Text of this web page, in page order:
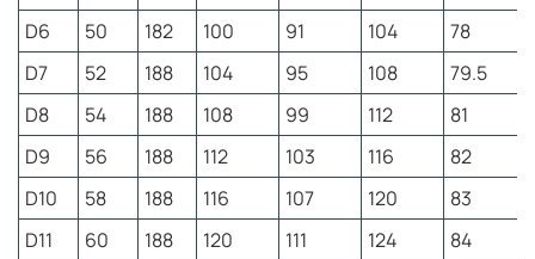
форму, не вытягивается и не требует сложного ухода.
Если вы хотитекупить спортивные костюмы СССРв
узнаваемом советском стиле, эта модель станет
отличным выбором. Классический дизайн,
качественная вышивка герба СССР, практичные
материалы и удобный крой делают костюм
универсальным вариантом для повседневной носки и
активного отдыха. Это не просто спортивная одежда, а
часть легендарного спортивного наследия, которое
остаётся популярным и сегодня.
D6
50 182 100 91 104 78
D7
52 188 104 95 108 79.5
D8
54 188 108 99 112 81
D9
56 188 112 103 116 82
D10
58 188 116 107 120 83
D11
60 188 120 111 124 84